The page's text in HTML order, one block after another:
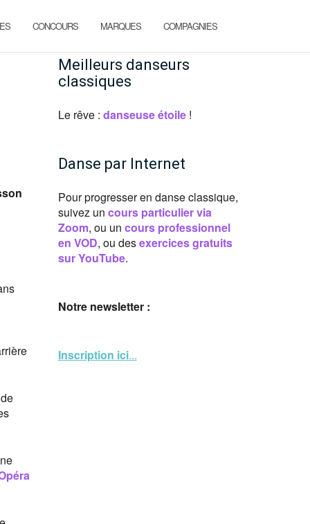
CONCOURS MARQUES COMPAGNIES
Meilleurs danseurs
classiques
Le rêve : danseuse étoile!
Danse par Internet
Pour progresser en danse classique,
suivez un cours particulier via
Zoom, ou un cours professionnel
en VOD, ou desexercices gratuits
sur YouTube.
Notre newsletter :
Inscription ici...